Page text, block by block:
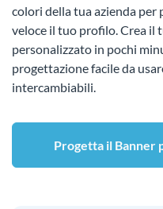
colori della tua azienda per
veloce il tuo profilo. Crea il
personalizzato in pochi
progettazione facile da
intercambiabili.
Progetta il Banner